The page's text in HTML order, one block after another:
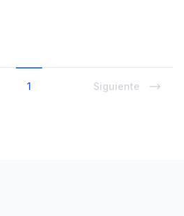
1 Siguiente